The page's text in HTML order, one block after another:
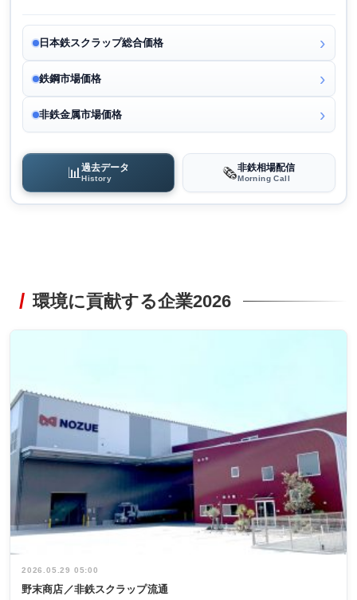
日本鉄スクラップ総合価格
鉄鋼市場価格
非鉄金属市場価格
📊過去データ
History 🗞️非鉄相場配信
Morning Call
環境に貢献する企業2026
2026.05.29 05:00
野末商店／非鉄スクラップ流通